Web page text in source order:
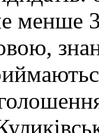
менше